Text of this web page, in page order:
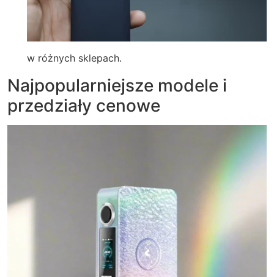
w różnych sklepach.
Najpopularniejsze modele i
przedziały cenowe